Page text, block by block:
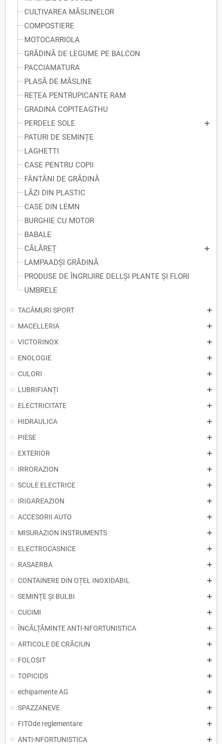
CULTIVAREA MĂSLINELOR
COMPOSTIERE
MOTOCARRIOLA
GRĂDINĂ DE LEGUME PE BALCON
PACCIAMATURA
PLASĂ DE MĂSLINE
REȚEA PENTRUPICANTE RAM
GRADINA COPITEAGTHU
PERDELE SOLE
PATURI DE SEMINȚE
LAGHETTI
CASE PENTRU COPII
FÂNTÂNI DE GRĂDINĂ
LĂZI DIN PLASTIC
CASE DIN LEMN
BURGHIE CU MOTOR
BABALE
CĂLĂREȚ
LAMPAADȘI GRĂDINĂ
PRODUSE DE ÎNGRIJIRE DELLȘI PLANTE ȘI FLORI
UMBRELE
TACÂMURI SPORT
MACELLERIA
VICTORINOX
ENOLOGIE
CULORI
LUBRIFIANȚI
ELECTRICITATE
HIDRAULICA
PIESE
EXTERIOR
IRRORAZION
SCULE ELECTRICE
IRIGAREAZION
ACCESORII AUTO
MISURAZION INSTRUMENTS
ELECTROCASNICE
RASAERBA
CONTAINERE DIN OȚEL INOXIDABIL
SEMINȚE ȘI BULBI
CUCIMI
ÎNCĂLȚĂMINTE ANTI-NFORTUNISTICA
ARTICOLE DE CRĂCIUN
FOLOSIT
TOPICIDS
echipamente AG
SPAZZANEVE
FITOde reglementare
ANTI-NFORTUNISTICA